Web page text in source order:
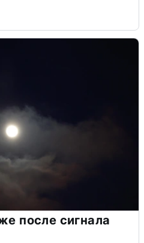
после сигнала